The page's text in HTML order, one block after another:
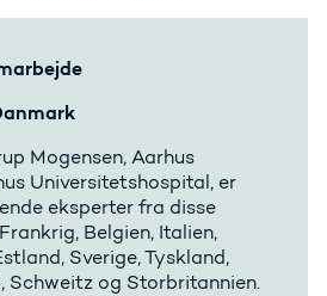
Mogensen, Aarhus
Universitetshospital, er
eksperter fra disse
Belgien, Italien,
Sverige, Tyskland,
Schweitz og Storbritannien.